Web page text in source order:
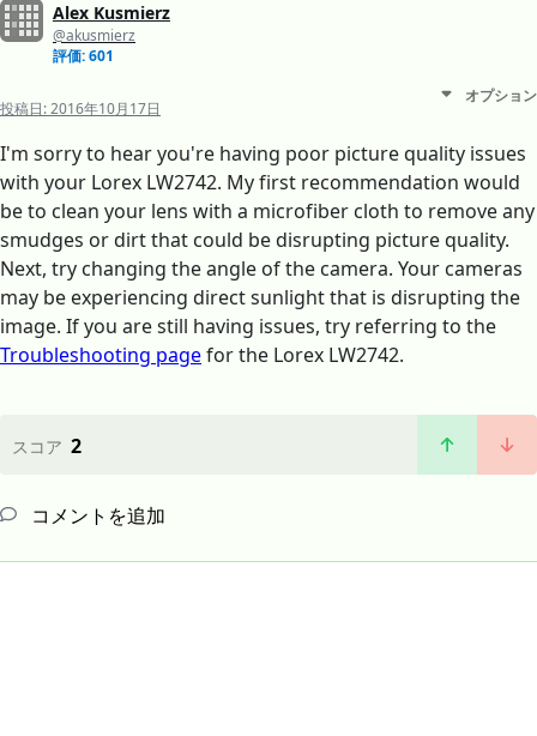
Alex Kusmierz
@akusmierz
評価: 601
投稿日:2016年10月17日
オプション
I'm sorry to hear you're having poor picture quality issues
with your Lorex LW2742. My first recommendation would
be to clean your lens with a microfiber cloth to remove any
smudges or dirt that could be disrupting picture quality.
Next, try changing the angle of the camera. Your cameras
may be experiencing direct sunlight that is disrupting the
image. If you are still having issues, try referring to the
Troubleshooting pagefor the Lorex LW2742.
スコア 2
コメントを追加